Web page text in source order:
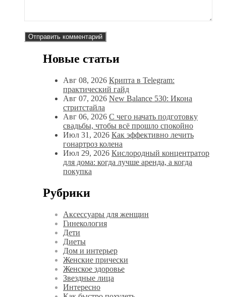
Новые статьи
Авг 08, 2026 Крипта в Telegram:
практический гайд
Авг 07, 2026 New Balance 530: Икона
стритстайла
Авг 06, 2026 С чего начать подготовку
свадьбы, чтобы всё прошло спокойно
Июл 31, 2026 Как эффективно лечить
гонартроз колена
Июл 29, 2026 Кислородный концентратор
для дома: когда лучше аренда, а когда
покупка
Рубрики
Аксессуары для женщин
Гинекология
Дети
Диеты
Дом и интерьер
Женские прически
Женское здоровье
Звездные лица
Интересно